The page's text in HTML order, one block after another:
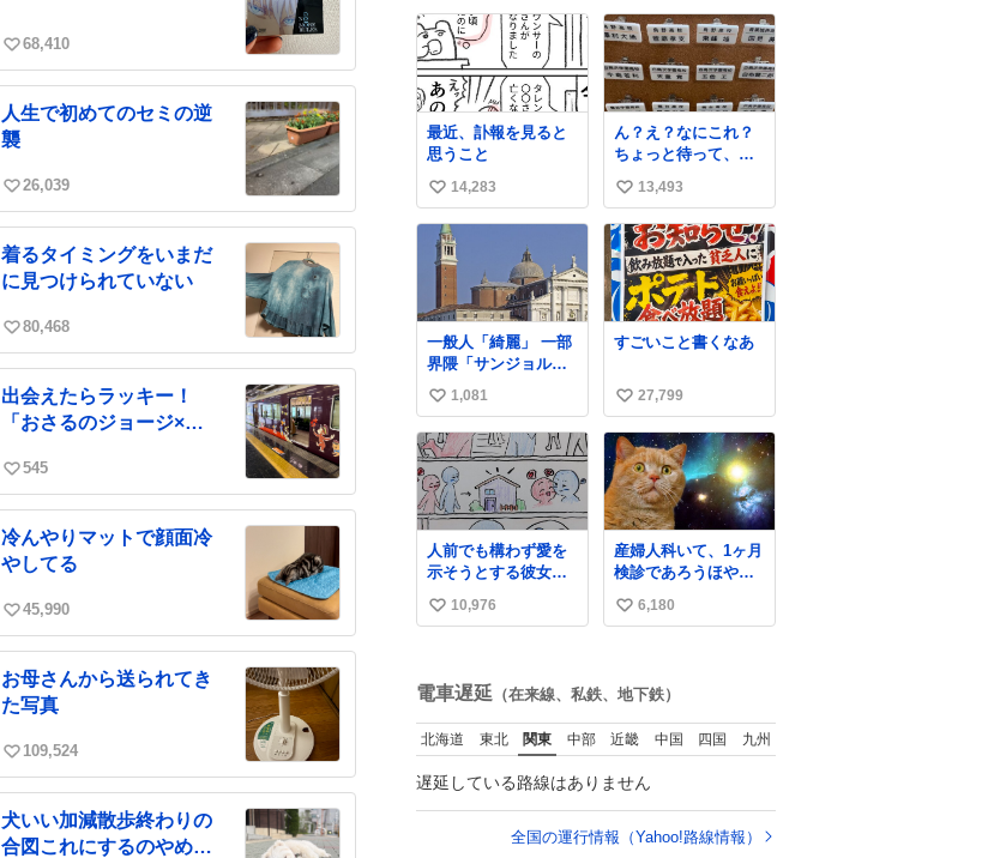
い
ね
数
68,410
人生で初めてのセミの逆
襲
い
ね
数
26,039
着るタイミングをいまだ
に見つけられていない
い
ね
数
80,468
出会えたらラッキー！
「おさるのジョージ×阪
い
ね
数
545
冷んやりマットで顔面冷
やしてる
い
ね
数
45,990
お母さんから送られてき
た写真
い
ね
数
109,524
犬いい加減散歩終わりの
合図これにするのやめて
い
ね
数
い
ね
数
最近、訃報を見ると
思うこと
い
い
ね
14,283
ん？え？なにこれ？
ちょっと待って、聞
いてない これは販売
されているのもです
か？
い
い
ね
数
13,493
一般人「綺麗」 一部
界隈「サンジョルジ
ョ…サンジョルジョ
マ…ジョルノジョバ
ァーナ！！』
い
い
ね
数
1,081
すごいこと書くなあ
い
い
ね
数
27,799
人前でも構わず愛を
示そうとする彼女と
人前では恥ずかしい
けど彼女を死ぬほど
い
数
10,976
産婦人科いて、1ヶ月
検診であろうほやほ
や赤ちゃん👩‍🍼と推
定2,3歳の女の子👧🏻
マの側から離れな
い…⁉️ 手を繋がなく
てもうろちょろしな
ピクミンみたいにﾄﾃﾄ
ﾃついてってるし逃走
しないし脱走しない
い
数
6,180
電車遅延 （在来線、私鉄、地下鉄）
北海道 東北 関東 中部 近畿 中国 四国 九州
遅延している路線はありません
全国の運行情報（Yahoo!路線情報）